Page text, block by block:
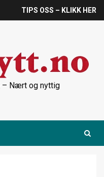
TIPS OSS – KLIKK HER
– Nært og nyttig